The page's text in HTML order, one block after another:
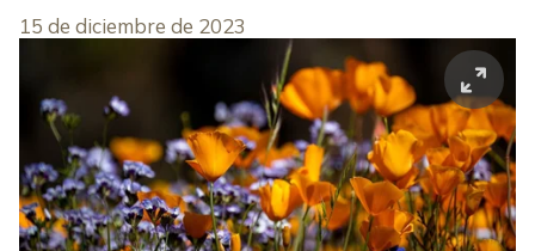
15 de diciembre de 2023